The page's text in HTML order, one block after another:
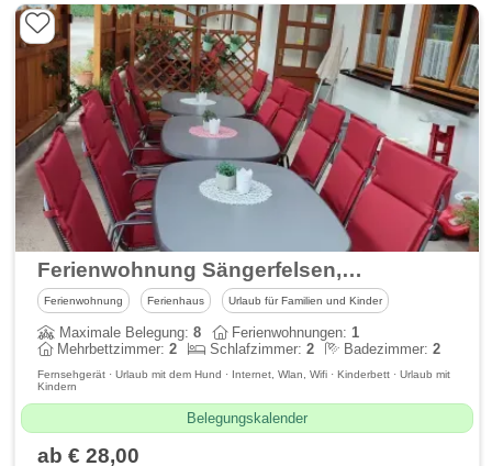
Ferienwohnung Sängerfelsen, Dahn
Ferienwohnung Ferienhaus Urlaub für Familien und Kinder
Maximale Belegung:8 Ferienwohnungen:1
Mehrbettzimmer:2 Schlafzimmer:2 Badezimmer:2
Fernsehgerät · Urlaub mit dem Hund · Internet, Wlan, Wifi · Kinderbett · Urlaub mit
Kindern
Belegungskalender
ab € 28,00